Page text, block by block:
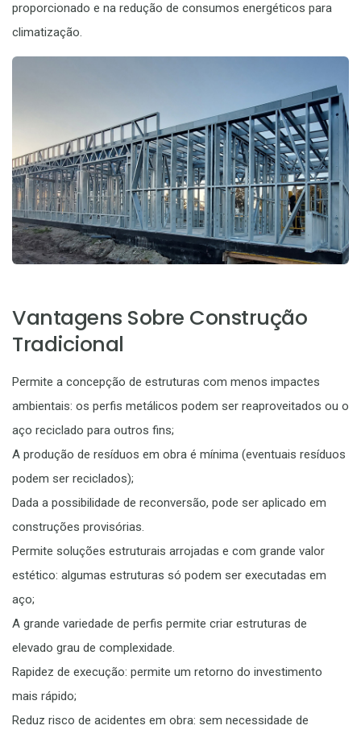
proporcionado e na redução de consumos energéticos para
climatização.
Vantagens Sobre Construção
Tradicional
Permite a concepção de estruturas com menos impactes
ambientais: os perfis metálicos podem ser reaproveitados ou o
aço reciclado para outros fins;
A produção de resíduos em obra é mínima (eventuais resíduos
podem ser reciclados);
Dada a possibilidade de reconversão, pode ser aplicado em
construções provisórias.
Permite soluções estruturais arrojadas e com grande valor
estético: algumas estruturas só podem ser executadas em
aço;
A grande variedade de perfis permite criar estruturas de
elevado grau de complexidade.
Rapidez de execução: permite um retorno do investimento
mais rápido;
Reduz risco de acidentes em obra: sem necessidade de